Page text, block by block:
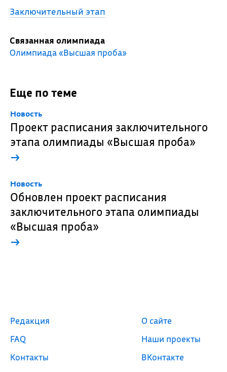
Заключительный этап
Связанная олимпиада
Олимпиада «Высшая проба»
Еще по теме
Новость
Проект расписания заключительного
этапа олимпиады «Высшая проба»
→
Новость
Обновлен проект расписания
заключительного этапа олимпиады
«Высшая проба»
→
Редакция
FAQ
Контакты
О сайте
Наши проекты
ВКонтакте